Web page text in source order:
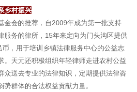
乡村振兴
金会的推荐，自2009年成为第一批支持
服务的律所，15年来定向为门头沟区提供
，用于培训乡镇法律服务中心的公益志
。天元还积极组织年轻律师走进农村公益
众送去专业的法律知识，定期提供法律咨
群体的合法权益贡献力量。